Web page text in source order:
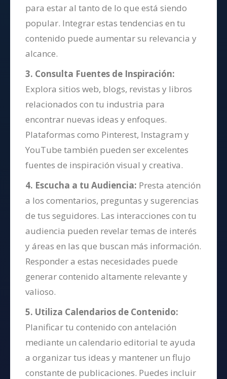
para estar al tanto de lo que está siendo
popular. Integrar estas tendencias en tu
contenido puede aumentar su relevancia y
alcance.
3. Consulta Fuentes de Inspiración:
Explora sitios web, blogs, revistas y libros
relacionados con tu industria para
encontrar nuevas ideas y enfoques.
Plataformas como Pinterest, Instagram y
YouTube también pueden ser excelentes
fuentes de inspiración visual y creativa.
4. Escucha a tu Audiencia: Presta atención
a los comentarios, preguntas y sugerencias
de tus seguidores. Las interacciones con tu
audiencia pueden revelar temas de interés
y áreas en las que buscan más información.
Responder a estas necesidades puede
generar contenido altamente relevante y
valioso.
5. Utiliza Calendarios de Contenido:
Planificar tu contenido con antelación
mediante un calendario editorial te ayuda
a organizar tus ideas y mantener un flujo
constante de publicaciones. Puedes incluir